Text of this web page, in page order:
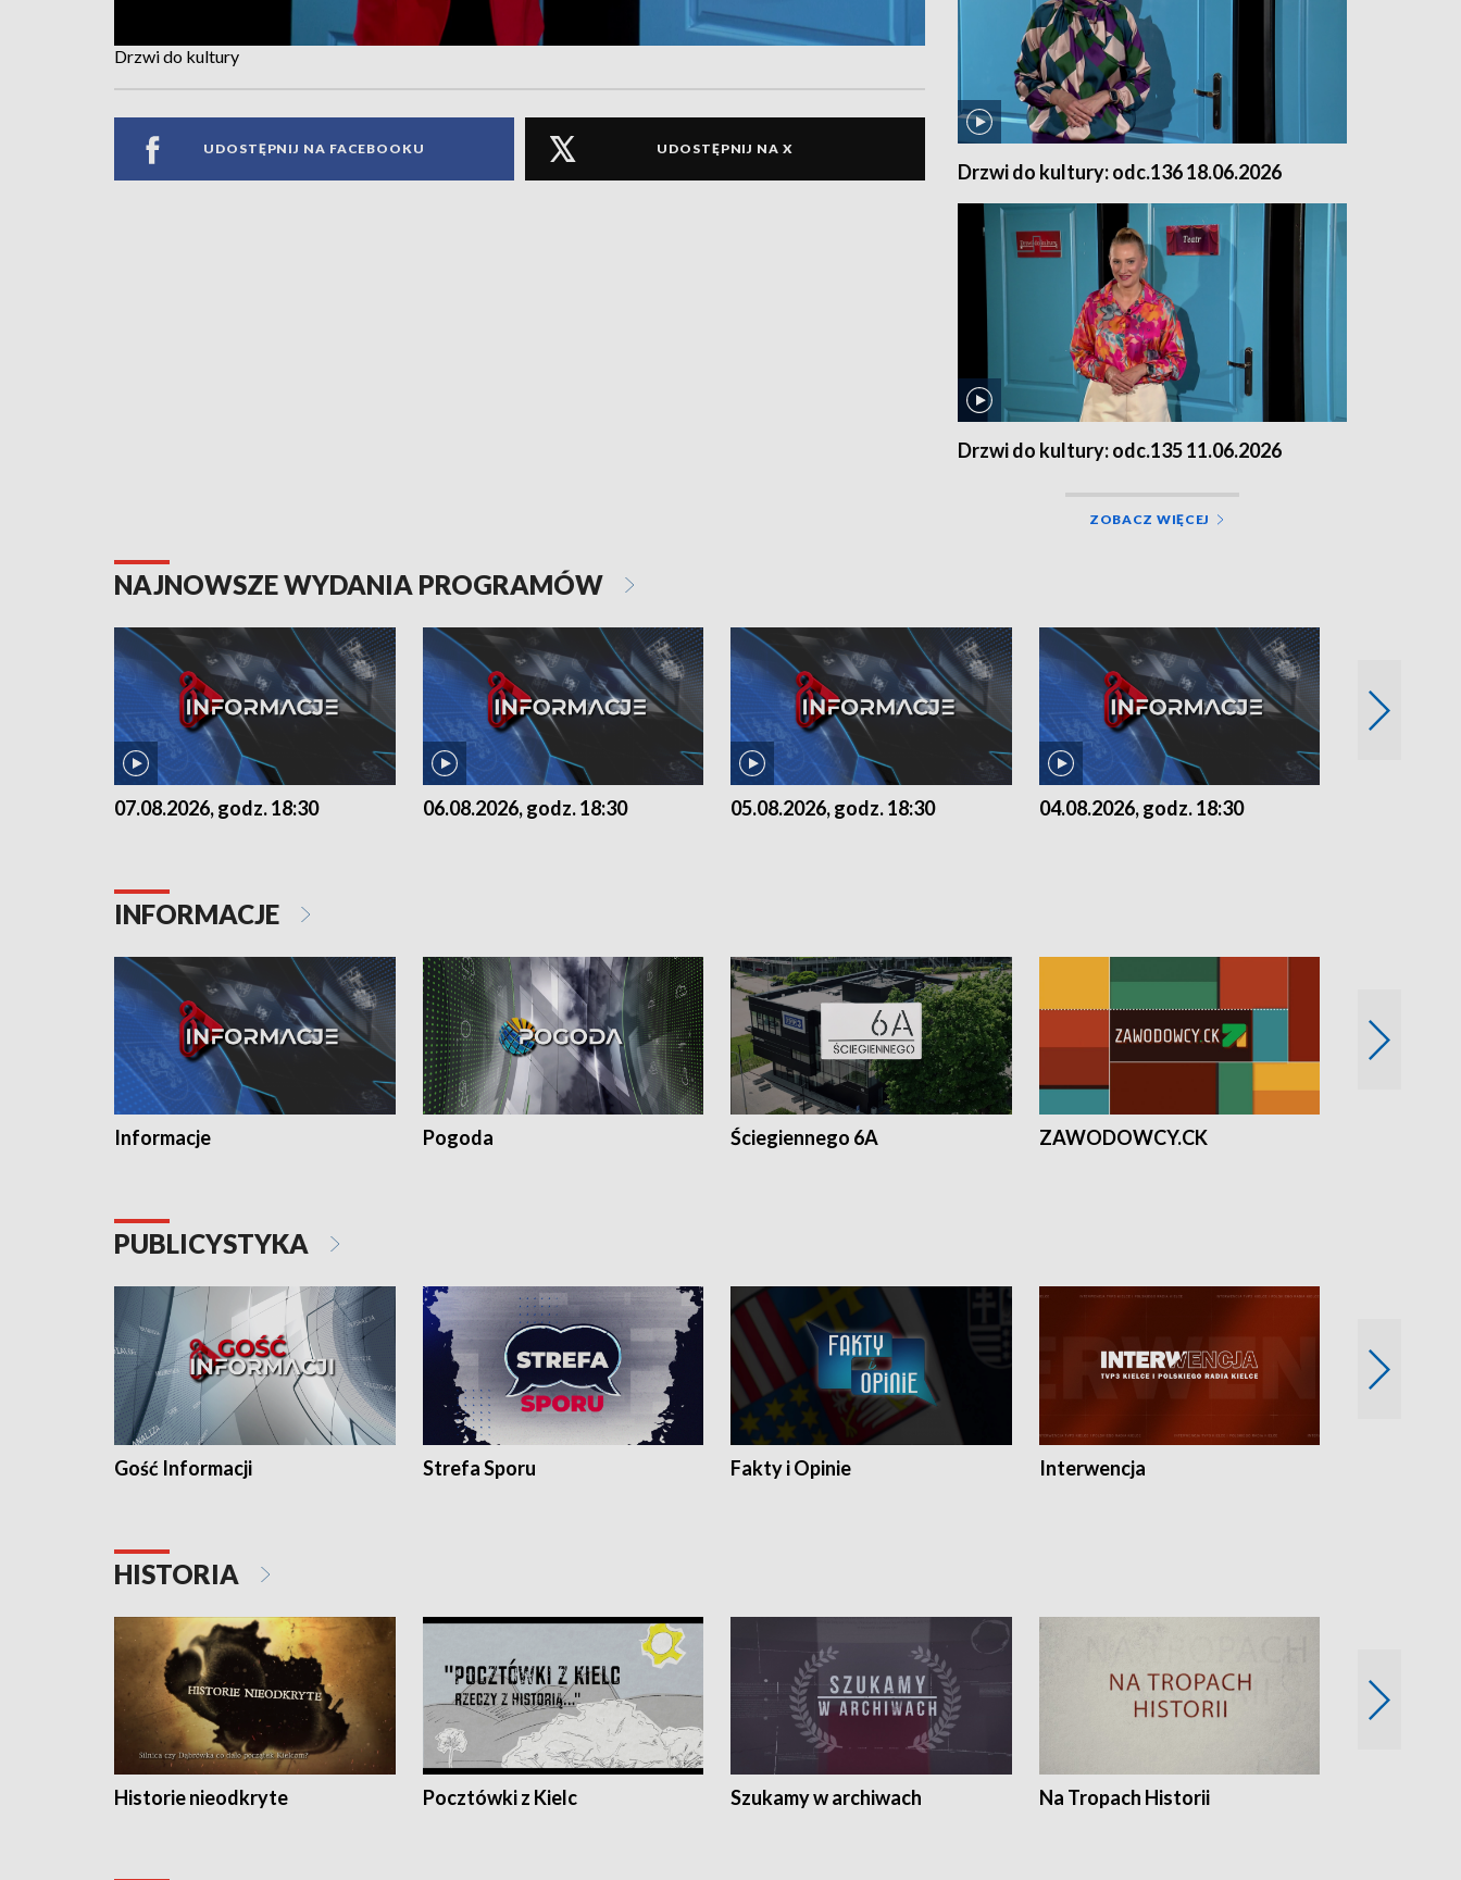
Drzwi do kultury
UDOSTĘPNIJ NA FACEBOOKU UDOSTĘPNIJ NA X
Drzwi do kultury: odc.136 18.06.2026
Drzwi do kultury: odc.135 11.06.2026
ZOBACZ WIĘCEJ
NAJNOWSZE WYDANIA PROGRAMÓW
07.08.2026, godz. 18:30 06.08.2026, godz. 18:30 05.08.2026, godz. 18:30 04.08.2026, godz. 18:30
INFORMACJE
Informacje Pogoda Ściegiennego 6A ZAWODOWCY.CK
PUBLICYSTYKA
Gość Informacji Strefa Sporu Fakty i Opinie Interwencja
HISTORIA
Historie nieodkryte Pocztówki z Kielc Szukamy w archiwach Na Tropach Historii